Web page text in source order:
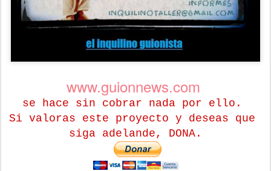
www.guionnews.com
se hace sin cobrar nada por ello.
Si valoras este proyecto y deseas que
siga adelande, DONA.